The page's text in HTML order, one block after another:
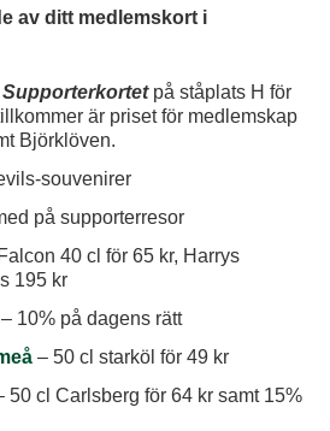
av ditt medlemskort i
Supporterkortetpå ståplats H för
är priset för medlemskap
Björklöven.
souvenirer
på supporterresor
40 cl för 65 kr, Harrys
195 kr
– 10% på dagens rätt
– 50 cl starköl för 49 kr
50 cl Carlsberg för 64 kr samt 15%